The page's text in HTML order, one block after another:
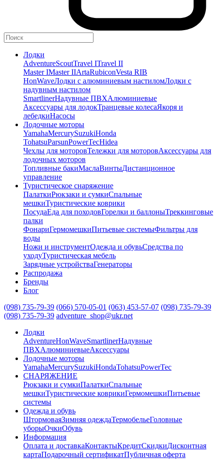
Лодки
AdventureScoutTravel ITravel II
Master IMaster IIArtaRubiconVesta RIB
HonWaveЛодки с алюминиевым настиломЛодки с
надувным настилом
SmartlinerНадувные ПВХАлюминиевые
Аксессуары для лодокТранцевые колесаЯкоря и
лебедкиНасосы
Лодочные моторы
YamahaMercurySuzukiHonda
TohatsuParsunPowerTecHidea
Чехлы для моторовТележки для моторовАксессуары для
лодочных моторов
Топливные бакиМаслаВинтыДистанционное
управление
Туристическое снаряжение
ПалаткиРюкзаки и сумкиСпальные
мешкиТуристические коврики
ПосудаЕда для походовГорелки и баллоныТреккинговые
палки
ФонариГермомешкиПитьевые системыФильтры для
воды
Ножи и инструментОдежда и обувьСредства по
уходуТуристическая мебель
Зарядные устройстваГенераторы
Распродажа
Бренды
Блог
(098) 735-79-39 (066) 570-05-01 (063) 453-57-07 (098) 735-79-39
(098) 735-79-39 adventure_shop@ukr.net
Лодки
AdventureHonWaveSmartlinerНадувные
ПВХАлюминиевыеАксессуары
Лодочные моторы
YamahaMercurySuzukiHondaTohatsuPowerTec
СНАРЯЖЕНИЕ
Рюкзаки и сумкиПалаткиСпальные
мешкиТуристические коврикиГермомешкиПитьевые
системы
Одежда и обувь
ШтормоваяЗимняя одеждаТермобельеГоловные
уборыОчкиОбувь
Информация
Оплата и доставкаКонтактыКредитСкидкиДисконтная
картаПодарочный сертификатПубличная оферта